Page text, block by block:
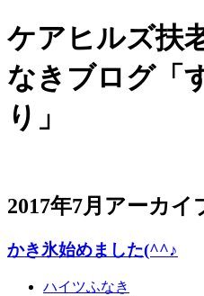
ケアヒルズ扶
なきブログ「
り」
2017年7月アーカイ
かき氷始めました(^^♪
ハイツふなき